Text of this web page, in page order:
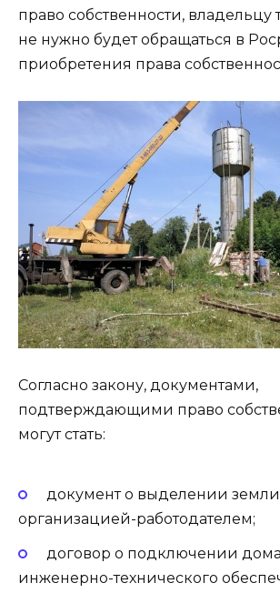
право собственности, владельцу
не нужно будет обращаться в
приобретения права
Согласно закону, документами,
подтверждающими право
могут стать:
документ о выделении земли
организацией-работодателем;
договор о подключении дома
инженерно-технического